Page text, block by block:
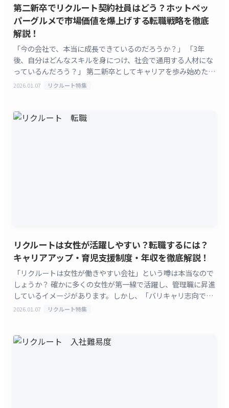
第二新卒でリクルート契約社員はどう？ホットペッ
パーグルメで市場価値を爆上げする転職戦略を徹底
解説！
「今の会社で、本当に成長できているのだろうか？」 「3年
後、自分はどんなスキルを身につけ、社会で通用する人材にな
っているんだろう？」 第二新卒としてキャリアを歩み始めた
20代のあなたなら、一度はこんな漠然とした不安や、成
2026.01.07 リクルート特集
リクルートは女性が活躍しやすい？転職するには？
キャリアアップ・育児支援制度・年収を徹底解説！
「リクルートは女性が働きやすい会社」という噂は本当なので
しょうか？ 確かに多くの女性が第一線で活躍し、管理職に昇進
しているイメージがあります。しかし、「バリキャリ志向でな
いと厳しいのでは？」「育児と両立できる？」といった
2026.01.07 リクルート特集